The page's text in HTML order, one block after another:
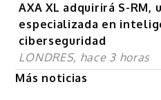
AXA XL adquirirá S-
especializada en
ciberseguridad
LONDRES, hace 3 horas
Más noticias